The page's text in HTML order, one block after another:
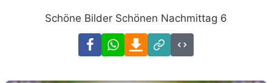
Schöne Bilder Schönen Nachmittag 6
FacebookWhatsAppDownload
Link
Code